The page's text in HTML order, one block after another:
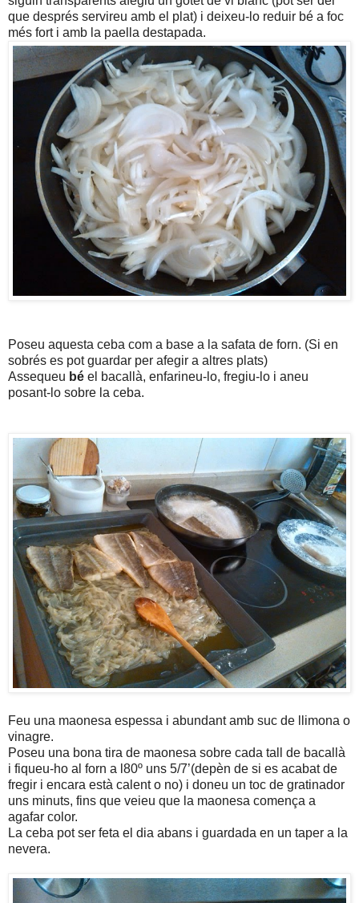
que després servireu amb el plat) i deixeu-lo reduir bé a foc
més fort i amb la paella destapada.
Poseu aquesta ceba com a base a la safata de forn. (Si en
sobrés es pot guardar per afegir a altres plats)
Assequeu bé el bacallà, enfarineu-lo, fregiu-lo i aneu
posant-lo sobre la ceba.
Feu una maonesa espessa i abundant amb suc de llimona o
vinagre.
Poseu una bona tira de maonesa sobre cada tall de bacallà
i fiqueu-ho al forn a l80º uns 5/7’(depèn de si es acabat de
fregir i encara està calent o no) i doneu un toc de gratinador
uns minuts, fins que veieu que la maonesa comença a
agafar color.
La ceba pot ser feta el dia abans i guardada en un taper a la
nevera.